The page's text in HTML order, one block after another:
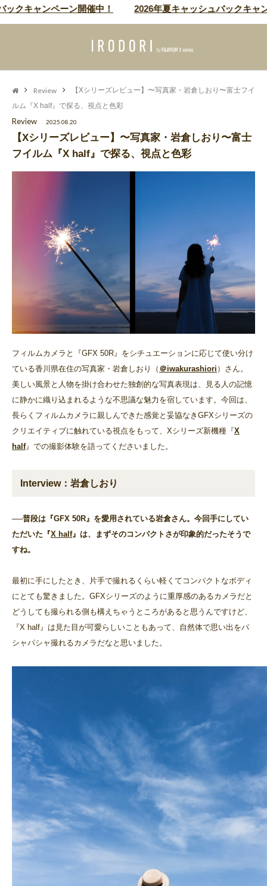
ンペーン開催中！ 2026年夏キャッシュバックキャンペーン
Review
【Xシリーズレビュー】〜写真家・岩倉しおり〜富士フイ
ルム『X half』で探る、視点と色彩
Review 2025.08.20
【Xシリーズレビュー】〜写真家・岩倉しおり〜富士
フイルム『X half』で探る、視点と色彩
フィルムカメラと『GFX 50R』をシチュエーションに応じて使い分け
ている香川県在住の写真家・岩倉しおり（ ＠iwakurashiori ）さん。
美しい風景と人物を掛け合わせた独創的な写真表現は、見る人の記憶
に静かに織り込まれるような不思議な魅力を宿しています。今回は、
長らくフィルムカメラに親しんできた感覚と妥協なきGFXシリーズの
クリエイティブに触れている視点をもって、Xシリーズ新機種『X
half』での撮影体験を語ってくださいました。
Interview：岩倉しおり
──普段は『GFX 50R』を愛用されている岩倉さん。今回手にしてい
ただいた『X half』は、まずそのコンパクトさが印象的だったそうで
すね。
最初に手にしたとき、片手で撮れるくらい軽くてコンパクトなボディ
にとても驚きました。GFXシリーズのように重厚感のあるカメラだと
どうしても撮られる側も構えちゃうところがあると思うんですけど、
『X half』は見た目が可愛らしいこともあって、自然体で思い出をパ
シャパシャ撮れるカメラだなと思いました。